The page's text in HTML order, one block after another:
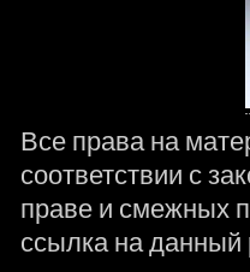
Все права на
соответствии с
праве и смежных
ссылка на